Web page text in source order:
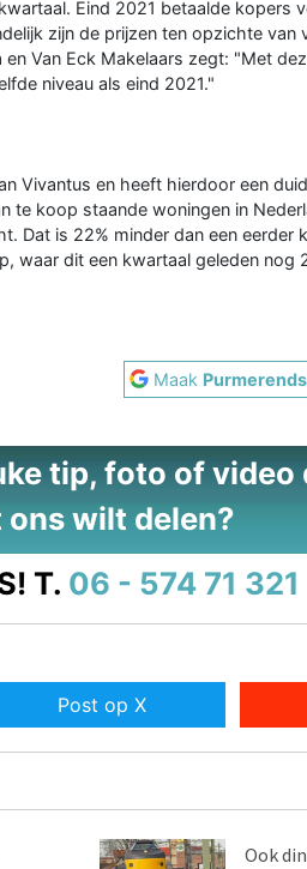
Eind 2021 betaalde kopers
zijn de prijzen ten opzichte
Van Eck Makelaars zegt: "Met
niveau als eind 2021."
Vivantus en heeft hierdoor een
te koop staande woningen in
Dat is 22% minder dan een eerder
waar dit een kwartaal geleden nog
Maak
tip, foto of video
ons wilt delen?
T. 06 - 574 71 321
Post op X
Ook